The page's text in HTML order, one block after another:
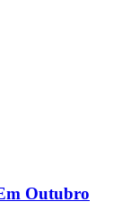
Outubro